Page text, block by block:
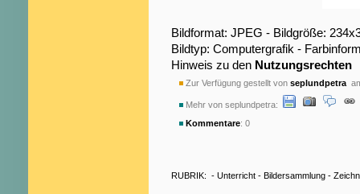
Bildformat: JPEG - Bildgröße:
Bildtyp: Computergrafik -
Hinweis zu den Nutzungsrechten
Zur Verfügung gestellt von seplundpetra
Mehr von seplundpetra:
Kommentare: 0
RUBRIK: - Unterricht - Bildersammlung -